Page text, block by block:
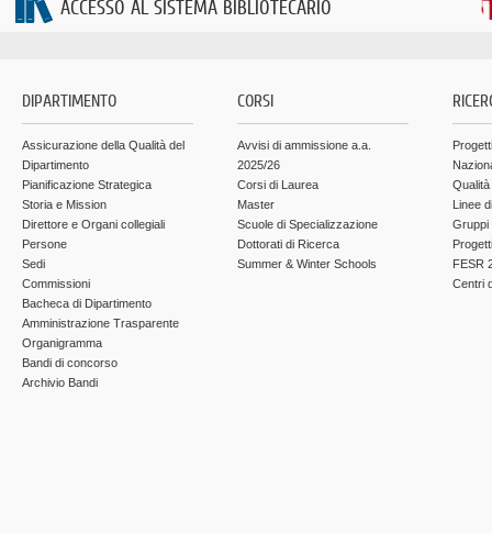
ACCESSO AL SISTEMA BIBLIOTECARIO
DIPARTIMENTO
Assicurazione della Qualità del
Dipartimento
Pianificazione Strategica
Storia e Mission
Direttore e Organi collegiali
Persone
Sedi
Commissioni
Bacheca di Dipartimento
Amministrazione Trasparente
Organigramma
Bandi di concorso
Archivio Bandi
CORSI
Avvisi di ammissione a.a.
2025/26
Corsi di Laurea
Master
Scuole di Specializzazione
Dottorati di Ricerca
Summer & Winter Schools
Linee
Gruppi
FESR
Centri